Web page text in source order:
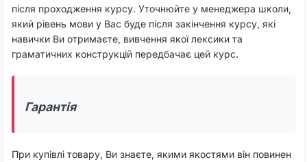
після проходження курсу. Уточнюйте у менеджера школи,
який рівень мови у Вас буде після закінчення курсу, які
навички Ви отримаєте, вивчення якої лексики та
граматичних конструкцій передбачає цей курс.
Гарантія
При купівлі товару, Ви знаєте, якими якостями він повинен